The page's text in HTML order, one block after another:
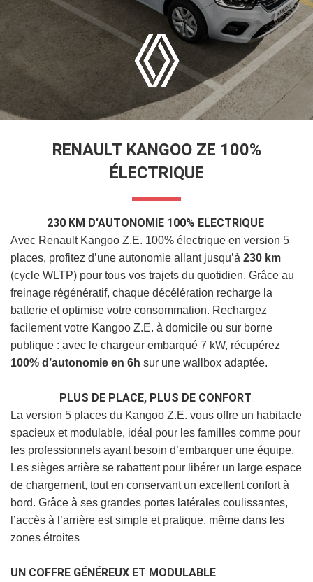
RENAULT KANGOO ZE 100%
ÉLECTRIQUE
230 KM D'AUTONOMIE 100% ELECTRIQUE
Avec Renault Kangoo Z.E. 100% électrique en version 5
places, profitez d’une autonomie allant jusqu’à 230 km
(cycle WLTP) pour tous vos trajets du quotidien. Grâce au
freinage régénératif, chaque décélération recharge la
batterie et optimise votre consommation. Rechargez
facilement votre Kangoo Z.E. à domicile ou sur borne
publique : avec le chargeur embarqué 7 kW, récupérez
100% d’autonomie en 6h sur une wallbox adaptée.
PLUS DE PLACE, PLUS DE CONFORT
La version 5 places du Kangoo Z.E. vous offre un habitacle
spacieux et modulable, idéal pour les familles comme pour
les professionnels ayant besoin d’embarquer une équipe.
Les sièges arrière se rabattent pour libérer un large espace
de chargement, tout en conservant un excellent confort à
bord. Grâce à ses grandes portes latérales coulissantes,
l’accès à l’arrière est simple et pratique, même dans les
zones étroites
UN COFFRE GÉNÉREUX ET MODULABLE